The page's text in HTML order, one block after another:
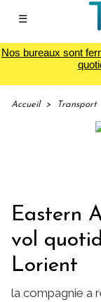
☰
Nos bureaux sont
Accueil > Transport
Eastern
vol
Lorient
la compagnie a